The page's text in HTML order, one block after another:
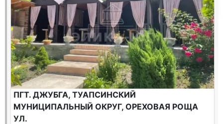
ПГТ. ДЖУБГА, ТУАПСИНСКИЙ
МУНИЦИПАЛЬНЫЙ ОКРУГ, ОРЕХОВАЯ РОЩА
УЛ.